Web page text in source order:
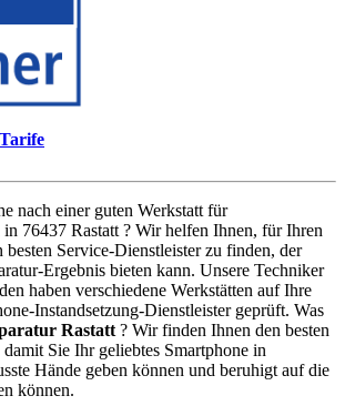
nach einer guten Werkstatt für
in 76437 Rastatt ? Wir helfen Ihnen, für Ihren
Service-Dienstleister zu finden, der
Ergebnis bieten kann. Unsere Techniker
haben verschiedene Werkstätten auf Ihre
Instandsetzung-Dienstleister geprüft. Was
Rastatt ? Wir finden Ihnen den besten
Sie Ihr geliebtes Smartphone in
Hände geben können und beruhigt auf die
können.